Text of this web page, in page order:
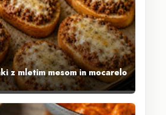
z mletim mesom in mocarelo